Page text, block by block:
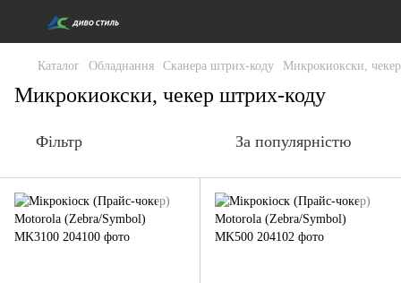
Каталог Обладнання Сканера штрих-коду Микрокиокски,
Микрокиокски, чекер штрих-коду
Фільтр За популярністю